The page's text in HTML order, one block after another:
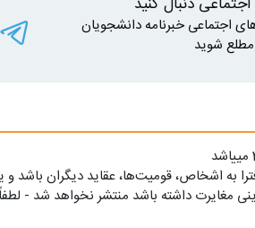
اجتماعی خبرنامه دانشجویان
مطلع شوید
به اشخاص، قومیت‌ها، عقاید دیگران باشد و
مغایرت داشته باشد منتشر نخواهد شد -